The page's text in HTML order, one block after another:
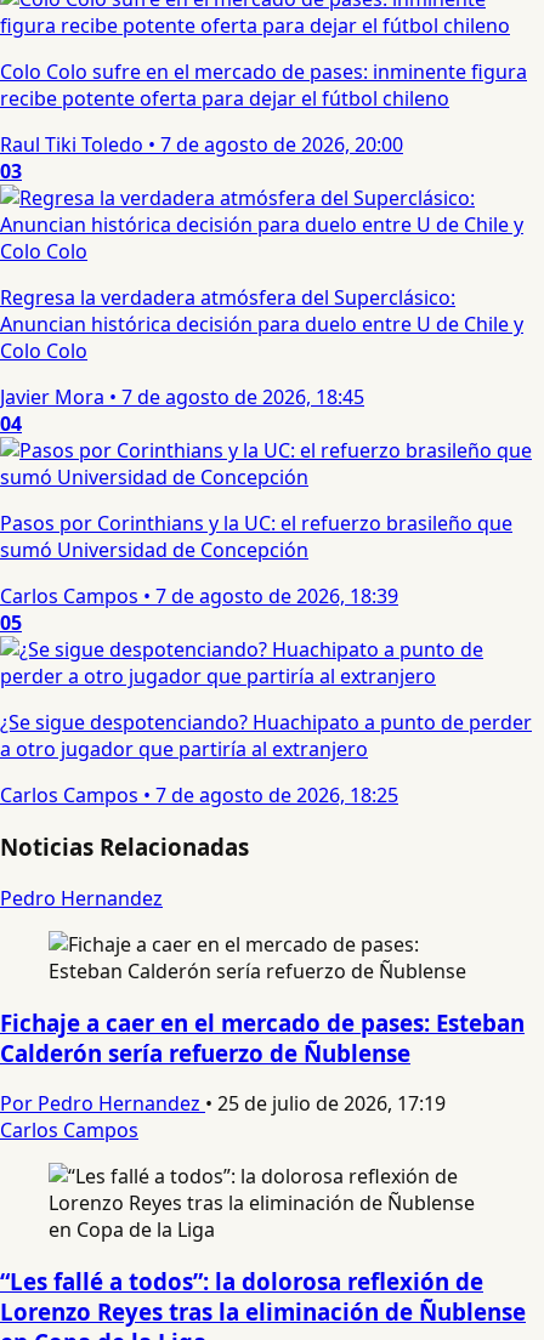
Colo Colo sufre en el mercado de pases: inminente figura
recibe potente oferta para dejar el fútbol chileno
Raul Tiki Toledo • 7 de agosto de 2026, 20:00
03
Regresa la verdadera atmósfera del Superclásico:
Anuncian histórica decisión para duelo entre U de Chile y
Colo Colo
Javier Mora • 7 de agosto de 2026, 18:45
04
Pasos por Corinthians y la UC: el refuerzo brasileño que
sumó Universidad de Concepción
Carlos Campos • 7 de agosto de 2026, 18:39
05
¿Se sigue despotenciando? Huachipato a punto de perder
a otro jugador que partiría al extranjero
Carlos Campos • 7 de agosto de 2026, 18:25
Noticias Relacionadas
Pedro Hernandez
Fichaje a caer en el mercado de pases: Esteban
Calderón sería refuerzo de Ñublense
Por Pedro Hernandez • 25 de julio de 2026, 17:19
Carlos Campos
“Les fallé a todos”: la dolorosa reflexión de
Lorenzo Reyes tras la eliminación de Ñublense